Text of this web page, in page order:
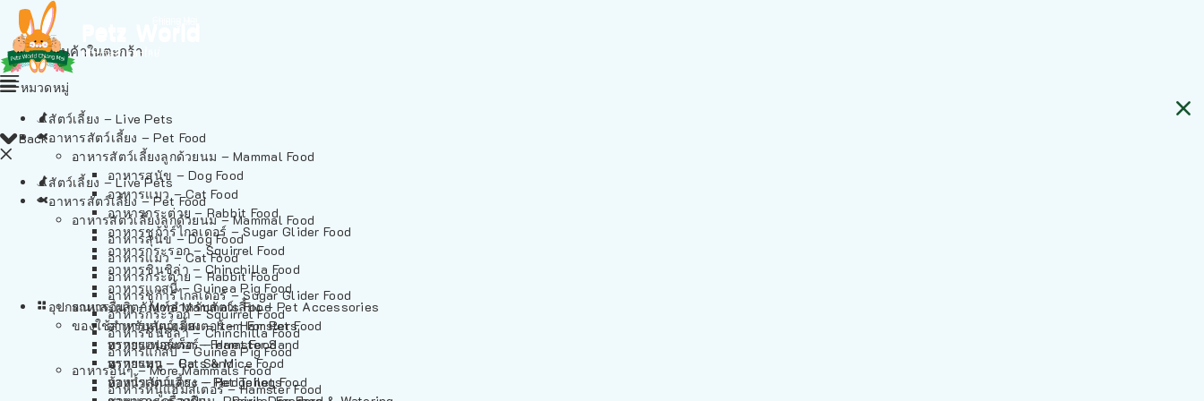
ไม่มีสินค้าในตะกร้า
Back
สัตว์เลี้ยง – Live Pets
อาหารสัตว์เลี้ยง – Pet Food
อาหารสัตว์เลี้ยงลูกด้วยนม – Mammal Food
อาหารสุนัข – Dog Food
อาหารแมว – Cat Food
อาหารกระต่าย – Rabbit Food
อาหารชูก้าร์ไกลเดอร์ – Sugar Glider Food
อาหารกระรอก – Squirrel Food
อาหารชินชิล่า – Chinchilla Food
อาหารแกสบี้ – Guinea Pig Food
อาหารอื่นๆ – More Mammals Food
อาหารหนูแฮมสเตอร์ – Hamster Food
หมวดหมู่
สัตว์เลี้ยง – Live Pets
อาหารสัตว์เลี้ยง – Pet Food
อาหารสัตว์เลี้ยงลูกด้วยนม – Mammal Food
อาหารสุนัข – Dog Food
อาหารแมว – Cat Food
อาหารกระต่าย – Rabbit Food
อาหารชูก้าร์ไกลเดอร์ – Sugar Glider Food
อาหารกระรอก – Squirrel Food
อาหารชินชิล่า – Chinchilla Food
อาหารแกสบี้ – Guinea Pig Food
อาหารอื่นๆ – More Mammals Food
อาหารหนูแฮมสเตอร์ – Hamster Food
อาหารเฟอร์เร็ต – Ferret Food
อาหารหนู – Rats & Mice Food
อาหารเม่นแคระ – Hedgehog Food
อุปกรณและผลิตภัณฑ์สำหรับสัตว์เลี้ยง – Pet Accessories
ของใช้สำหรับสัตว์เลี้ยง – Item For Pets
ทรายแฮมสเตอร์ – Hamster Sand
ทรายแมว – Cat Sand
ห้องน้ำสัตว์เลี้ยง – Pet Toilets